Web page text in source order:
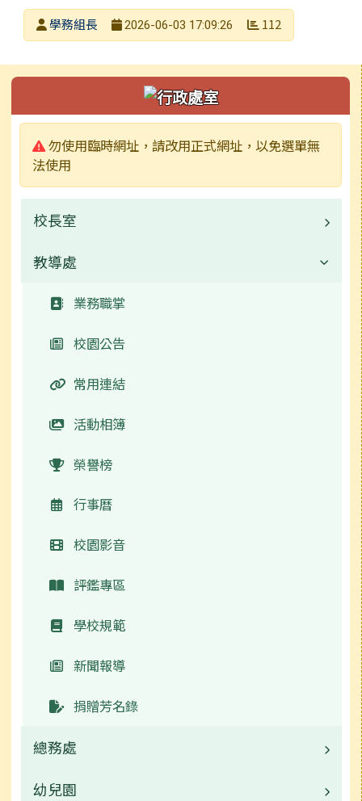
發布者
學務組長
2026-06-03 17:09:26 112
左邊區域內容
警告:
勿使用臨時網址，請改用正式網址，以免選單無
法使用
校長室
業務職掌
常用連結
教導處
業務職掌
校園公告
常用連結
活動相簿
榮譽榜
行事曆
校園影音
評鑑專區
學校規範
新聞報導
捐贈芳名錄
總務處
業務職掌
幼兒園